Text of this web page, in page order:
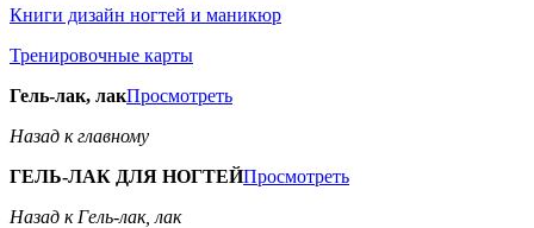
Книги дизайн ногтей и маникюр
Тренировочные карты
Гель-лак, лакПросмотреть
Назад к главному
ГЕЛЬ-ЛАК ДЛЯ НОГТЕЙПросмотреть
Назад к Гель-лак, лак